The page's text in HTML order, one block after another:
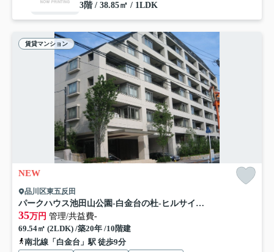
3階 / 38.85㎡ / 1LDK
賃貸マンション
NEW
品川区東五反田
パークハウス池田山公園-白金台の杜-ヒルサイドコート
35万円 管理/共益費-
69.54㎡ (2LDK) /築20年 /10階建
南北線「白金台」駅 徒歩9分